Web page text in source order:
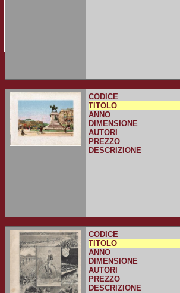
CODICE
TITOLO
ANNO
DIMENSIONE
AUTORI
PREZZO
DESCRIZIONE
CODICE
TITOLO
ANNO
DIMENSIONE
AUTORI
PREZZO
DESCRIZIONE